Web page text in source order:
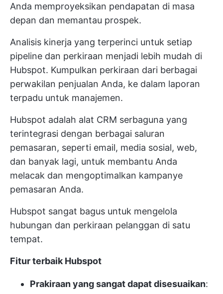
Anda memproyeksikan pendapatan di masa
depan dan memantau prospek.
Analisis kinerja yang terperinci untuk setiap
pipeline dan perkiraan menjadi lebih mudah di
Hubspot. Kumpulkan perkiraan dari berbagai
perwakilan penjualan Anda, ke dalam laporan
terpadu untuk manajemen.
Hubspot adalah alat CRM serbaguna yang
terintegrasi dengan berbagai saluran
pemasaran, seperti email, media sosial, web,
dan banyak lagi, untuk membantu Anda
melacak dan mengoptimalkan kampanye
pemasaran Anda.
Hubspot sangat bagus untuk mengelola
hubungan dan perkiraan pelanggan di satu
tempat.
Fitur terbaik Hubspot
Prakiraan yang sangat dapat disesuaikan: